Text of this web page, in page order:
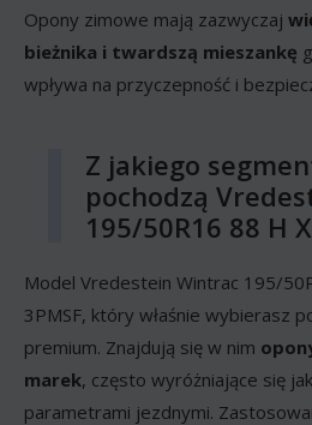
Opony zimowe mają zazwyczaj
bieżnika i twardszą mieszankę
wpływa na przyczepność i
Z jakiego
pochodzą
195/50R16 88 H
Model Vredestein Wintrac 195/
3PMSF, który właśnie wybierasz
premium. Znajdują się w nim
marek, często wyróżniające się
parametrami jezdnymi.